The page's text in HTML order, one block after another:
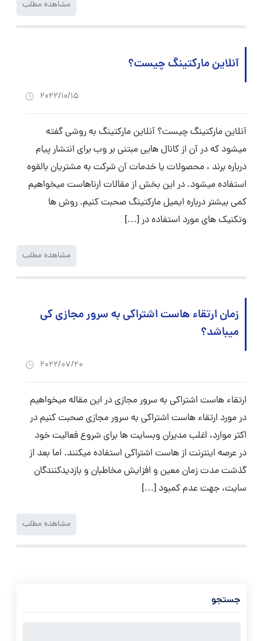
مشاهده مطلب
آنلاین مارکتینگ چیست؟
2022/10/15
آنلاین مارکتینگ چیست؟ آنلاین مارکتینگ به روشی گفته
میشود که در آن از کانال هایی مبتنی بر وب برای انتشار پیام
درباره برند ، محصولات یا خدمات آن شرکت به مشتریان بالقوه
استفاده میشود. در این بخش از مقالات ارناهاست میخواهیم
کمی بیشتر درباره ایمیل مارکتینگ صحبت کنیم. روش ها
وتکنیک های مورد استفاده در […]
مشاهده مطلب
زمان ارتقاء هاست اشتراکی به سرور مجازی کی
میباشد؟
2022/07/20
ارتقاء هاست اشتراکی به سرور مجازی در این مقاله میخواهیم
در مورد ارتقاء هاست اشتراکی به سرور مجازی صحبت کنیم در
اکثر موارد، اغلب مدیران وبسایت ها برای شروع فعالیت خود
در عرصه اینترنت از هاست اشتراکی استفاده میکنند. اما بعد از
گذشت مدت زمان معین و افزایش مخاطبان و بازدیدکنندگان
سایت، جهت عدم کمبود […]
مشاهده مطلب
جستجو